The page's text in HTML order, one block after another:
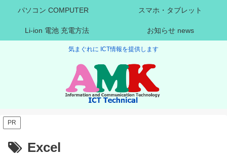
気まぐれに ICT情報を提供します
パソコン COMPUTER スマホ・タブレット
Li-ion 電池 充電方法 お知らせ news
PR
Excel